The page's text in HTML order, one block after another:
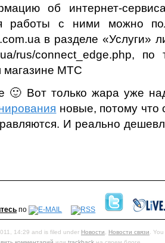
об интернет-
работы с ними можно
в разделе «Услуги»
rus/connect_edge.php,
МТС
Вот только жара уже
новые, потому
И реально
по
14:29 and is filed under Новости, Новости связи.